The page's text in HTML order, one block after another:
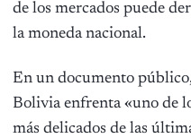
de los mercados puede
la moneda nacional.
En un documento
Bolivia enfrenta «uno de
más delicados de las